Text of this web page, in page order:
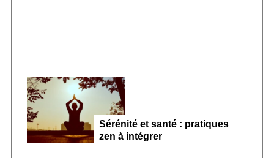
Sérénité et santé : pratiques
zen à intégrer